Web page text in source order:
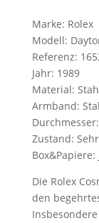
Marke: Rolex
Modell:
Referenz:
Jahr: 1989
Material:
Armband:
Zustand:
Box&Papiere:
Die Rolex
den